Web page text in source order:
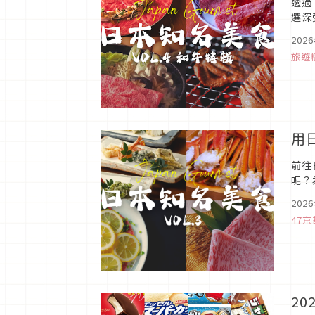
選深
旅遊
用
前
呢
47京